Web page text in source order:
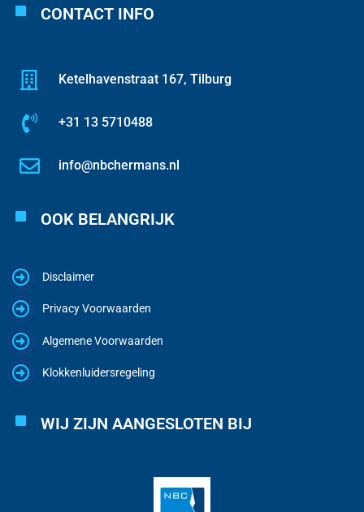
CONTACT INFO
Ketelhavenstraat 167, Tilburg
+31 13 5710488
info@nbchermans.nl
OOK BELANGRIJK
Disclaimer
Privacy Voorwaarden
Algemene Voorwaarden
Klokkenluidersregeling
WIJ ZIJN AANGESLOTEN BIJ